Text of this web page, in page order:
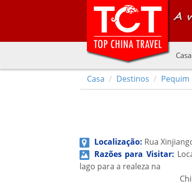
Casa
Casa Destinos Pequim
Localização: Rua
Razões para Visitar:
lago para a realeza na